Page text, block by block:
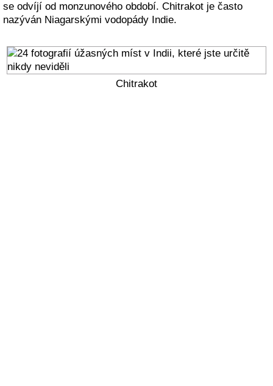
se odvíjí od monzunového období. Chitrakot je často
nazýván Niagarskými vodopády Indie.
Chitrakot